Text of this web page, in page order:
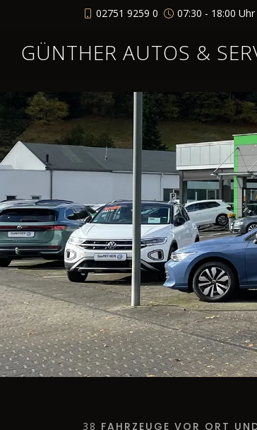
02751 9259 0 07:30 - 18:00 Uhr
GÜNTHER AUTOS &
38 FAHRZEUGE VOR ORT